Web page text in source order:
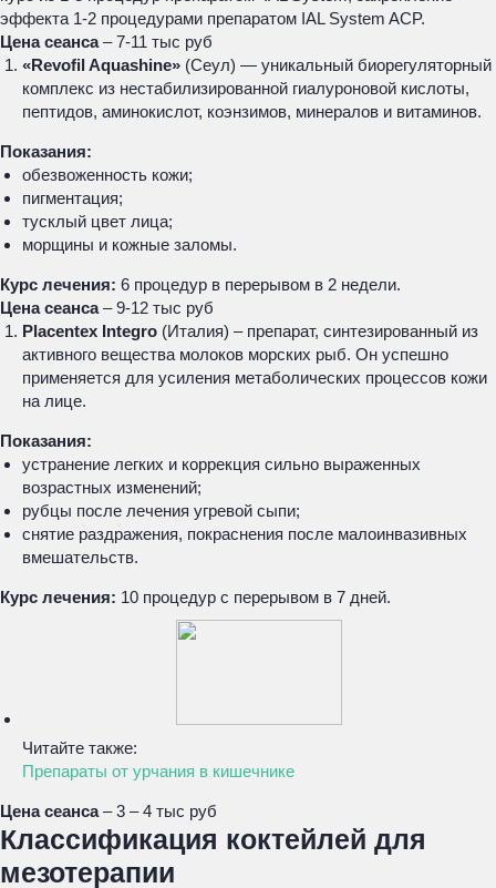
эффекта 1-2 процедурами препаратом IAL System ACP.
Цена сеанса– 7-11 тыс руб
«Revofil Aquashine» (Сеул) — уникальный биорегуляторный
комплекс из нестабилизированной гиалуроновой кислоты,
пептидов, аминокислот, коэнзимов, минералов и витаминов.
Показания:
обезвоженность кожи;
пигментация;
тусклый цвет лица;
морщины и кожные заломы.
Курс лечения: 6 процедур в перерывом в 2 недели.
Цена сеанса– 9-12 тыс руб
Placentex Integro (Италия) – препарат, синтезированный из
активного вещества молоков морских рыб. Он успешно
применяется для усиления метаболических процессов кожи
на лице.
Показания:
устранение легких и коррекция сильно выраженных
возрастных изменений;
рубцы после лечения угревой сыпи;
снятие раздражения, покраснения после малоинвазивных
вмешательств.
Курс лечения: 10 процедур с перерывом в 7 дней.
Читайте также:
Препараты от урчания в кишечнике
Цена сеанса– 3 – 4 тыс руб
Классификация коктейлей для
мезотерапии